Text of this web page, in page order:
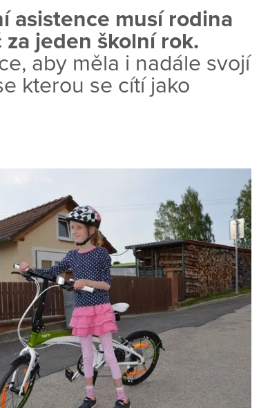
asistence musí rodina
jeden školní rok.
aby měla i nadále svojí
kterou se cítí jako